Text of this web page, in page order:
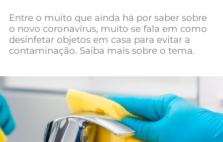
Entre o muito que ainda há por saber sobre
o novo coronavírus, muito se fala em como
desinfetar objetos em casa para evitar a
contaminação. Saiba mais sobre o tema.